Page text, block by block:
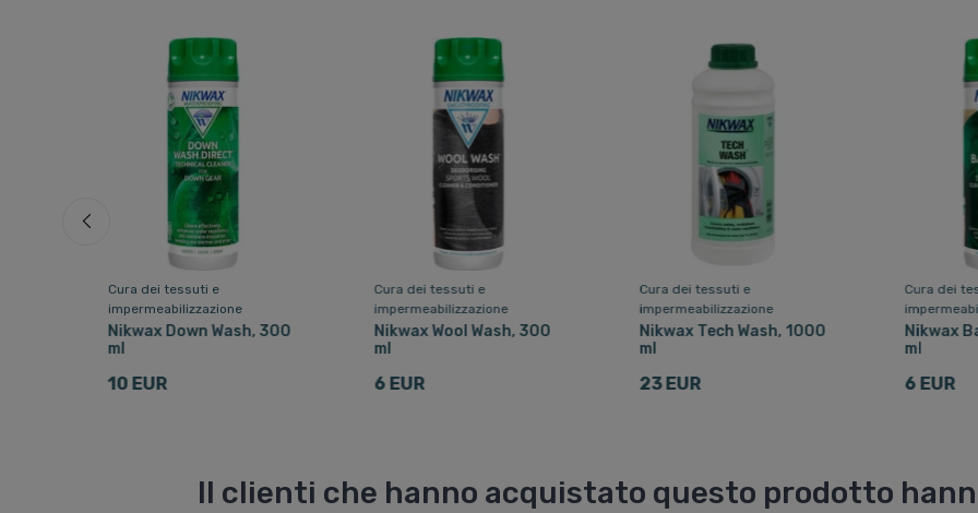
Cura dei tessuti e
impermeabilizzazione
Nikwax Down Wash, 300
ml
10 EUR
Cura dei tessuti e
impermeabilizzazione
Nikwax Wool Wash, 300
ml
6 EUR
Cura dei tessuti e
impermeabilizzazione
Nikwax Tech Wash, 1000
ml
23 EUR
Cura dei
Nikwax
ml
6 EUR
Il clienti che hanno acquistato questo prodotto